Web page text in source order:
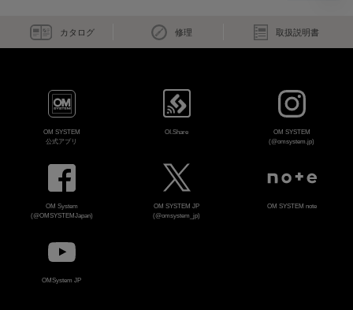
カタログ 修理 取扱説明書
OM SYSTEM
公式アプリ
OI.Share
OM SYSTEM
(@omsystem.jp)
OM System
(@OMSYSTEMJapan)
OM SYSTEM JP
(@omsystem_jp)
OM SYSTEM note
OMSystem JP